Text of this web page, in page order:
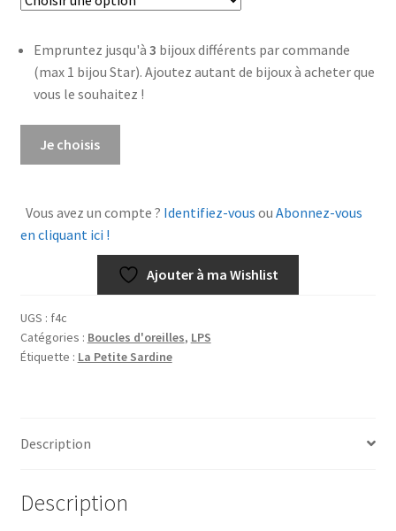
Empruntez jusqu'à 3 bijoux différents par commande
(max 1 bijou Star). Ajoutez autant de bijoux à acheter que
vous le souhaitez !
Zorah
nacre
Je choisis
Vous avez un compte ? Identifiez-vous ou Abonnez-vous
en cliquant ici !
Ajouter à ma Wishlist
UGS : f4c
Catégories : Boucles d'oreilles, LPS
Étiquette : La Petite Sardine
Description
Description